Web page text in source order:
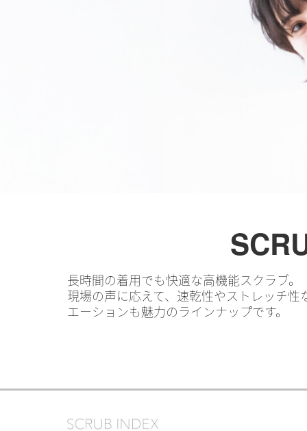
長時間の着用でも快適な高機能スクラブ。
現場の声に応えて、速乾性やストレッチ
エーションも魅力のラインナップです。